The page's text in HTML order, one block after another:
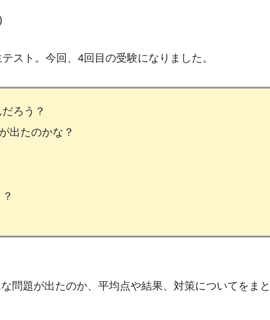
スト。今回、4回目の受験になりました。
ろう？
出たのかな？
問題が出たのか、平均点や結果、対策についてをまと